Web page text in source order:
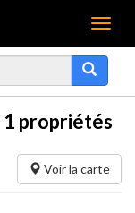
Menu
1 propriétés
Voir la carte